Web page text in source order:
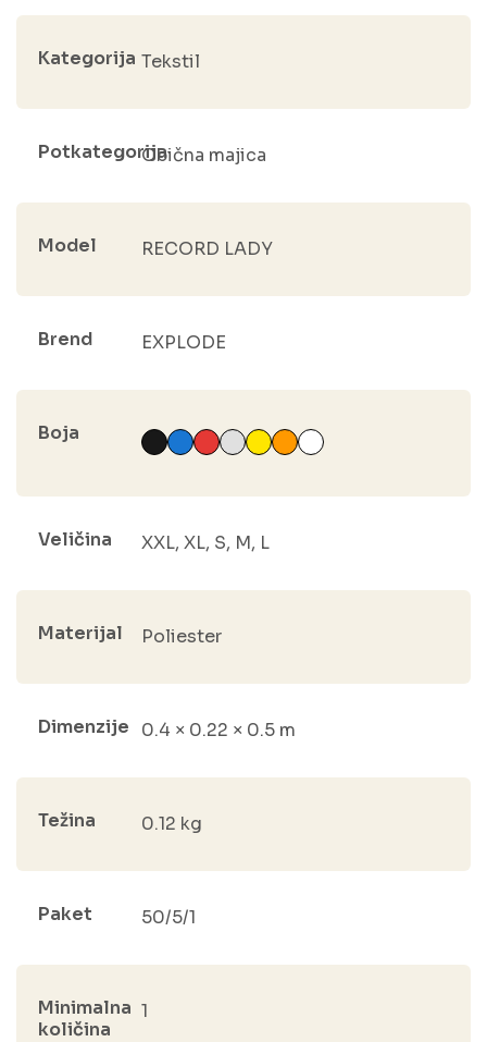
Kategorija Tekstil
PotkategorijaObična majica
Model RECORD LADY
Brend EXPLODE
Boja
Veličina XXL, XL, S, M, L
Materijal Poliester
Dimenzije 0.4 × 0.22 × 0.5 m
Težina 0.12 kg
Paket 50/5/1
Minimalna
količina
1